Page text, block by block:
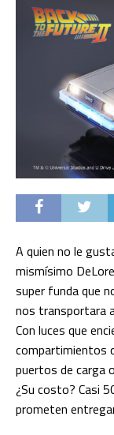
A quien no le
mismísimo
super funda que
nos transportara
Con luces que
compartimientos
puertos de carga
¿Su costo? Casi
prometen